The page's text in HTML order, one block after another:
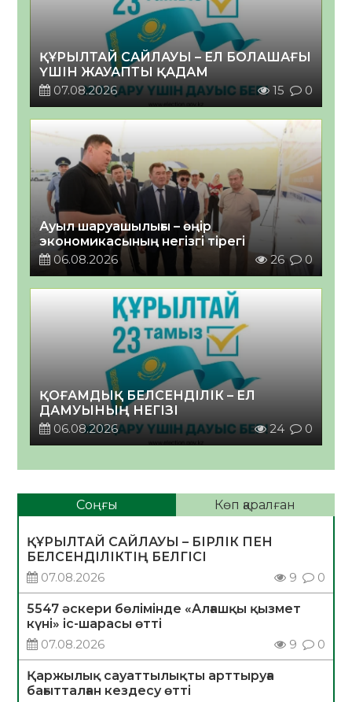
ҚҰРЫЛТАЙ САЙЛАУЫ – ЕЛ БОЛАШАҒЫ
ҮШІН ЖАУАПТЫ ҚАДАМ
07.08.2026
15 0
Ауыл шаруашылығы – өңір
экономикасының негізгі тірегі
06.08.2026
26 0
ҚОҒАМДЫҚ БЕЛСЕНДІЛІК – ЕЛ
ДАМУЫНЫҢ НЕГІЗІ
06.08.2026
24 0
Соңғы Көп қаралған
ҚҰРЫЛТАЙ САЙЛАУЫ – БІРЛІК ПЕН
БЕЛСЕНДІЛІКТІҢ БЕЛГІСІ
07.08.2026
9 0
5547 әскери бөлімінде «Алғашқы қызмет
күні» іс-шарасы өтті
07.08.2026
9 0
Қаржылық сауаттылықты арттыруға
бағытталған кездесу өтті